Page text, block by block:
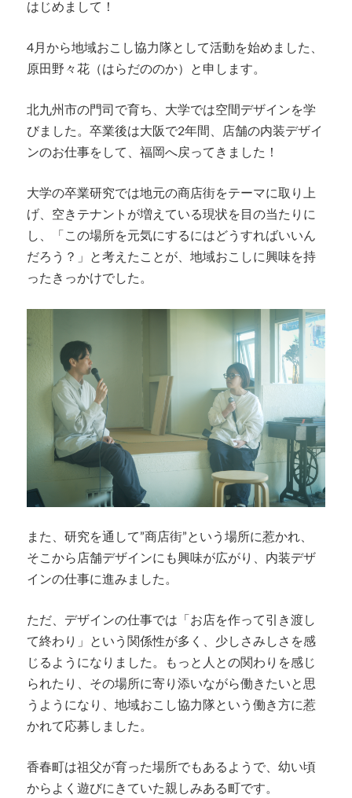
はじめまして！
4月から地域おこし協力隊として活動を始めました、
原田野々花（はらだののか）と申します。
北九州市の門司で育ち、大学では空間デザインを学
びました。卒業後は大阪で2年間、店舗の内装デザイ
ンのお仕事をして、福岡へ戻ってきました！
大学の卒業研究では地元の商店街をテーマに取り上
げ、空きテナントが増えている現状を目の当たりに
し、「この場所を元気にするにはどうすればいいん
だろう？」と考えたことが、地域おこしに興味を持
ったきっかけでした。
また、研究を通して”商店街”という場所に惹かれ、
そこから店舗デザインにも興味が広がり、内装デザ
インの仕事に進みました。
ただ、デザインの仕事では「お店を作って引き渡し
て終わり」という関係性が多く、少しさみしさを感
じるようになりました。もっと人との関わりを感じ
られたり、その場所に寄り添いながら働きたいと思
うようになり、地域おこし協力隊という働き方に惹
かれて応募しました。
香春町は祖父が育った場所でもあるようで、幼い頃
からよく遊びにきていた親しみある町です。